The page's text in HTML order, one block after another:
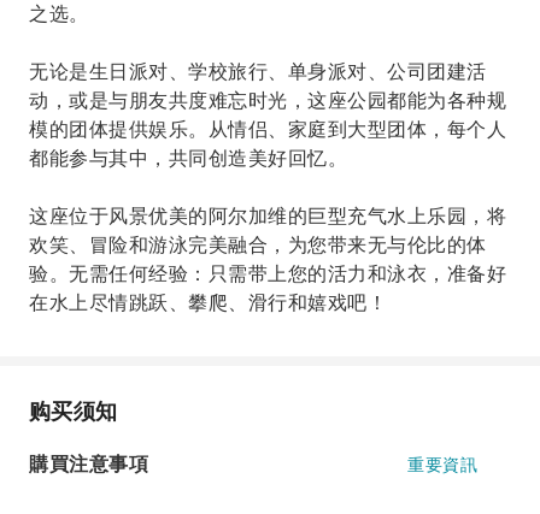
之选。
无论是生日派对、学校旅行、单身派对、公司团建活
动，或是与朋友共度难忘时光，这座公园都能为各种规
模的团体提供娱乐。从情侣、家庭到大型团体，每个人
都能参与其中，共同创造美好回忆。
这座位于风景优美的阿尔加维的巨型充气水上乐园，将
欢笑、冒险和游泳完美融合，为您带来无与伦比的体
验。无需任何经验：只需带上您的活力和泳衣，准备好
在水上尽情跳跃、攀爬、滑行和嬉戏吧！
购买须知
購買注意事項 重要資訊